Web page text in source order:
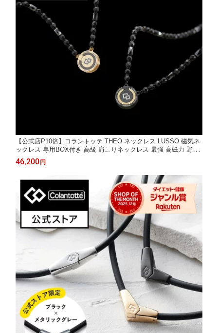
【公式店P10倍】コラントッテ THEO ネックレス LUSSO 磁気ネ
ックレス 専用BOX付き 高級 肩こりネックレス 最強 高磁力 野球
ゴルフ 磁気アクセサリー プレゼント ギフト 男性
46,200円